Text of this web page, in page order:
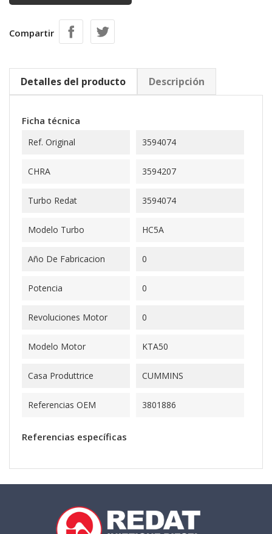
Compartir
Detalles del producto Descripción
Ficha técnica
Ref. Original 3594074
CHRA 3594207
Turbo Redat 3594074
Modelo Turbo HC5A
Año De Fabricacion 0
Potencia 0
Revoluciones Motor 0
Modelo Motor KTA50
Casa Produttrice CUMMINS
Referencias OEM 3801886
Referencias específicas